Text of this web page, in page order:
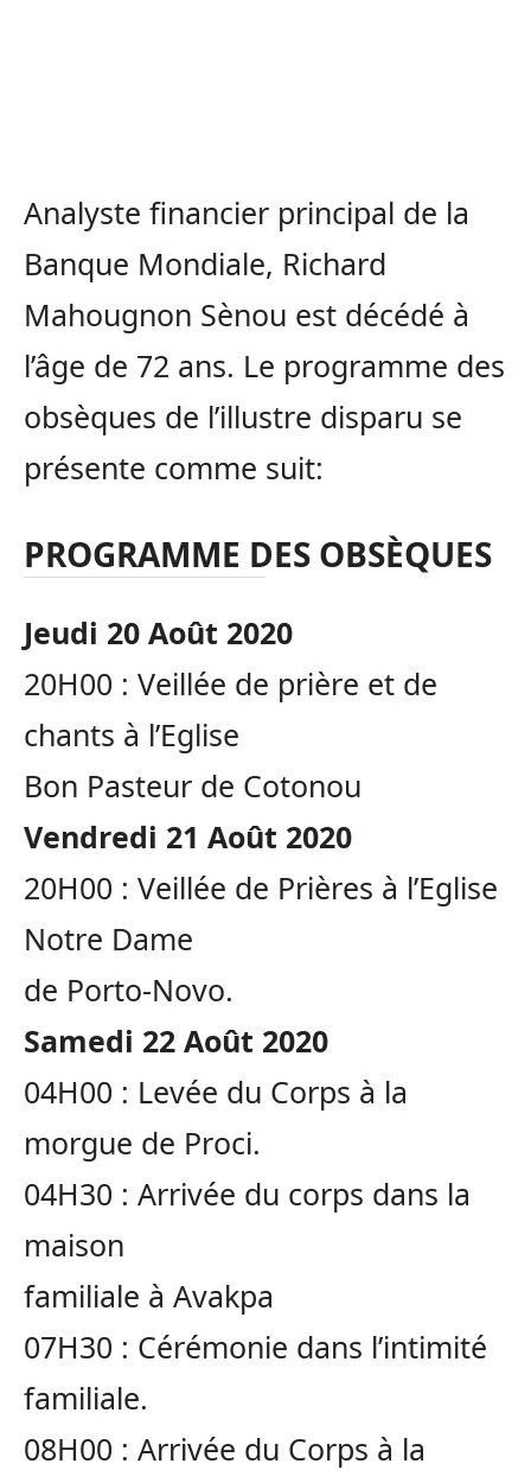
Analyste financier principal de la
Banque Mondiale, Richard
Mahougnon Sènou est décédé à
l’âge de 72 ans. Le programme des
obsèques de l’illustre disparu se
présente comme suit:
PROGRAMME DES OBSÈQUES
Jeudi 20 Août 2020
20H00 : Veillée de prière et de
chants à l’Eglise
Bon Pasteur de Cotonou
Vendredi 21 Août 2020
20H00 : Veillée de Prières à l’Eglise
Notre Dame
de Porto-Novo.
Samedi 22 Août 2020
04H00 : Levée du Corps à la
morgue de Proci.
04H30 : Arrivée du corps dans la
maison
familiale à Avakpa
07H30 : Cérémonie dans l’intimité
familiale.
08H00 : Arrivée du Corps à la